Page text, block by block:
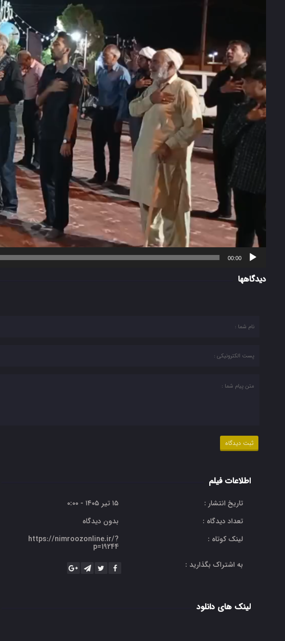
00:00
دیدگاهها
اطلاعات فیلم
تاریخ انتشار :
۱۵ تیر ۱۴۰۵ - ۰:۰۰
تعداد دیدگاه :
بدون دیدگاه
لینک کوتاه :
https://nimroozonline.ir/?
p=19244
به اشتراک بگذارید :
لینک های دانلود